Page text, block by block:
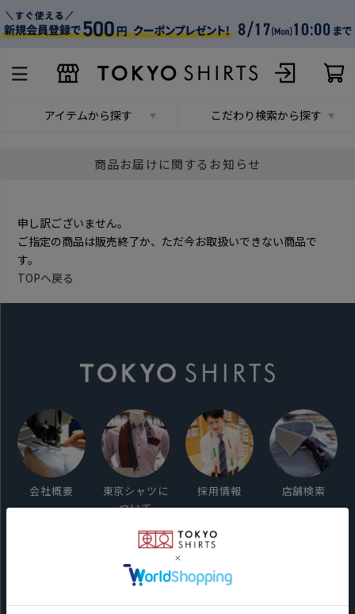
アイテムから探す こだわり検索から探す
商品お届けに関するお知らせ
申し訳ございません。
ご指定の商品は販売終了か、ただ今お取扱いできない商品で
す。
TOPへ戻る
会社概要
東京シャツに
ついて
採用情報 店舗検索
サイト利用規約